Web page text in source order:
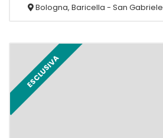
Bologna, Baricella - San Gabriele
ESCLUSIVA